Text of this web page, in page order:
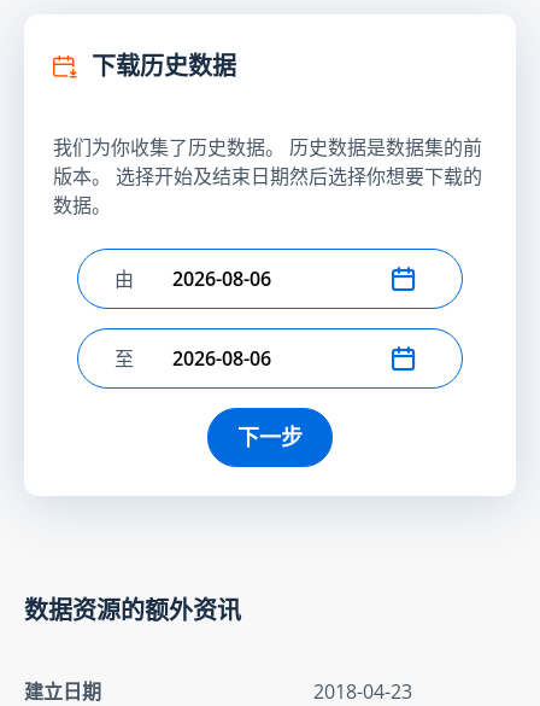
下载历史数据
我们为你收集了历史数据。 历史数据是数据集的前
版本。 选择开始及结束日期然后选择你想要下载的
数据。
选择开始日期
由
选择结束日期
至
下一步
数据资源的额外资讯
建立日期
2018-04-23